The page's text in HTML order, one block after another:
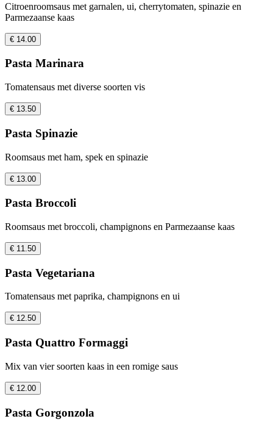
Citroenroomsaus met garnalen, ui, cherrytomaten, spinazie en
Parmezaanse kaas
€ 14.00
Pasta Marinara
Tomatensaus met diverse soorten vis
€ 13.50
Pasta Spinazie
Roomsaus met ham, spek en spinazie
€ 13.00
Pasta Broccoli
Roomsaus met broccoli, champignons en Parmezaanse kaas
€ 11.50
Pasta Vegetariana
Tomatensaus met paprika, champignons en ui
€ 12.50
Pasta Quattro Formaggi
Mix van vier soorten kaas in een romige saus
€ 12.00
Pasta Gorgonzola